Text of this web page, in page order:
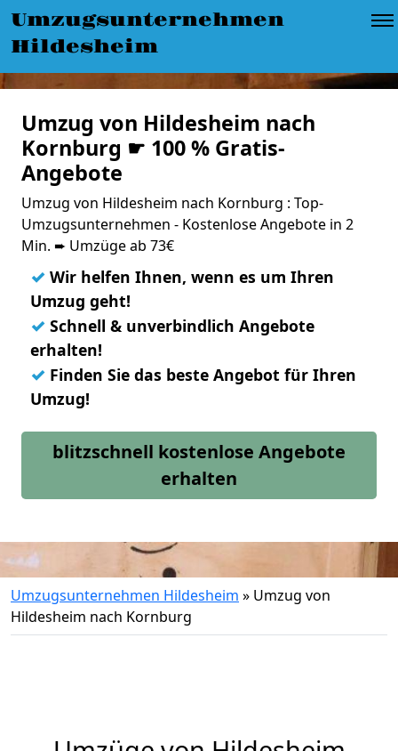
Umzugsunternehmen
Hildesheim
Umzug von Hildesheim nach
Kornburg ☛ 100 % Gratis-
Angebote
Umzug von Hildesheim nach Kornburg : Top-
Umzugsunternehmen - Kostenlose Angebote in 2
Min. ➨ Umzüge ab 73€
✓ Wir helfen Ihnen, wenn es um Ihren
Umzug geht!
✓ Schnell & unverbindlich Angebote
erhalten!
✓ Finden Sie das beste Angebot für Ihren
Umzug!
blitzschnell kostenlose Angebote
erhalten
Umzugsunternehmen Hildesheim » Umzug von
Hildesheim nach Kornburg